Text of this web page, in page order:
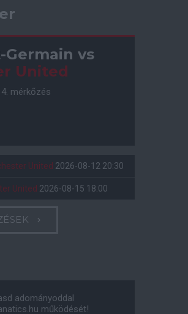
Germain vs
United
mérkőzés
United 2026-08-12 20:30
United 2026-08-15 18:00
adományoddal
működését!